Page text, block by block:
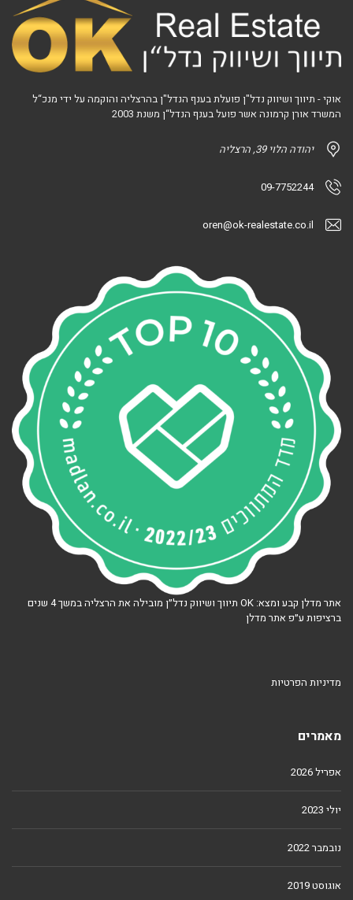
אוקי - תיווך ושיווק נדל"ן פועלת בענף הנדל"ן בהרצליה והוקמה על ידי מנכ“ל
המשרד אורן קרמונה אשר פועל בענף הנדל“ן משנת 2003
יהודה הלוי 39, הרצליה
09-7752244
oren@ok-realestate.co.il
אתר מדלן קבע ומצא: OK תיווך ושיווק נדל״ן מובילה את הרצליה במשך 4 שנים
ברציפות ע״פ אתר מדלן
מדיניות הפרטיות
מאמרים
אפריל 2026
יולי 2023
נובמבר 2022
אוגוסט 2019